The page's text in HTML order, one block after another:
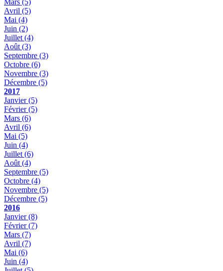
Avril (5)
Mai (4)
Juin (2)
Juillet (4)
Août (3)
Septembre (3)
Octobre (6)
Novembre (3)
Décembre (5)
2017
Janvier(5)
Février(5)
Mars (6)
Avril (6)
Mai (5)
Juin (4)
Juillet (6)
Août (4)
Septembre (5)
Octobre (4)
Novembre (5)
Décembre (5)
2016
Janvier(8)
Février(7)
Mars (7)
Avril (7)
Mai (6)
Juin (4)